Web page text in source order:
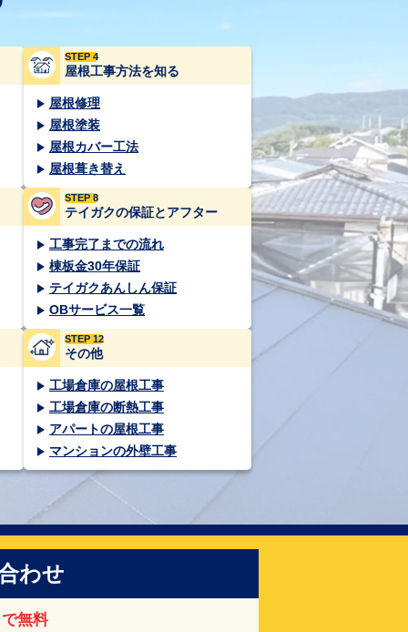
STEP 4
屋根工事方法を知る
屋根修理
屋根塗装
屋根カバー工法
屋根葺き替え
STEP 8
テイガクの保証とアフター
工事完了までの流れ
棟板金30年保証
テイガクあんしん保証
OBサービス一覧
STEP 12
その他
工場倉庫の屋根工事
工場倉庫の断熱工事
アパートの屋根工事
マンションの外壁工事
わせ
無料